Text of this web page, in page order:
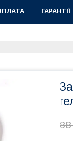
ГАРАНТІЇ